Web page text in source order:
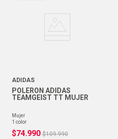
ADIDAS
POLERON ADIDAS
TEAMGEIST TT MUJER
mujer
1 color
$74.990 $109.990